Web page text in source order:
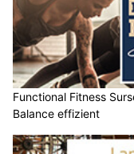
Functional Fitness
Balance effizient